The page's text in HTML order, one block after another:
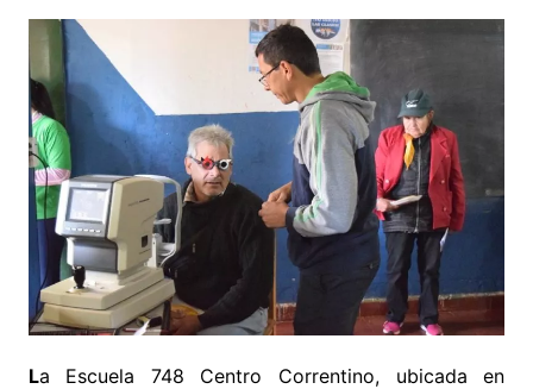
La Escuela 748 Centro Correntino, ubicada en